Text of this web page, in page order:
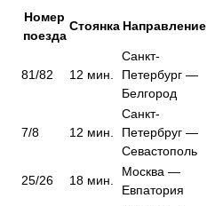
Номер
поезда
Стоянка Направление
81/82 12 мин.
Санкт-
Петербург —
Белгород
7/8 12 мин.
Санкт-
Петербруг —
Севастополь
25/26 18 мин.
Москва —
Евпатория